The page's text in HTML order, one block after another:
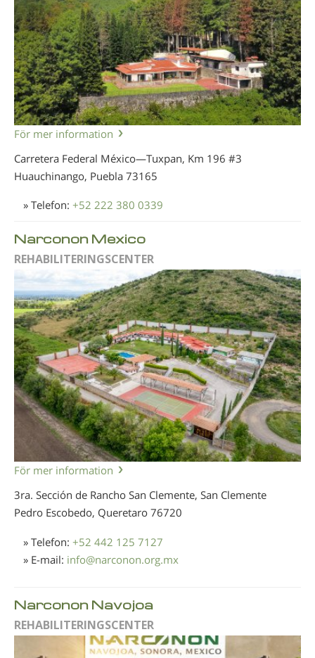
För mer information
Carretera Federal México—Tuxpan, Km 196 #3
Huauchinango, Puebla 73165
» Telefon: +52 222 380 0339
Narconon Mexico
REHABILITERINGSCENTER
För mer information
3ra. Sección de Rancho San Clemente, San Clemente
Pedro Escobedo, Queretaro 76720
» Telefon: +52 442 125 7127
» E-mail: info@narconon.org.mx
Narconon Navojoa
REHABILITERINGSCENTER